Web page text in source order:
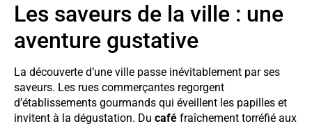
Les saveurs de la ville : une
aventure gustative
La découverte d’une ville passe inévitablement par ses
saveurs. Les rues commerçantes regorgent
d’établissements gourmands qui éveillent les papilles et
invitent à la dégustation. Du café fraîchement torréfié aux